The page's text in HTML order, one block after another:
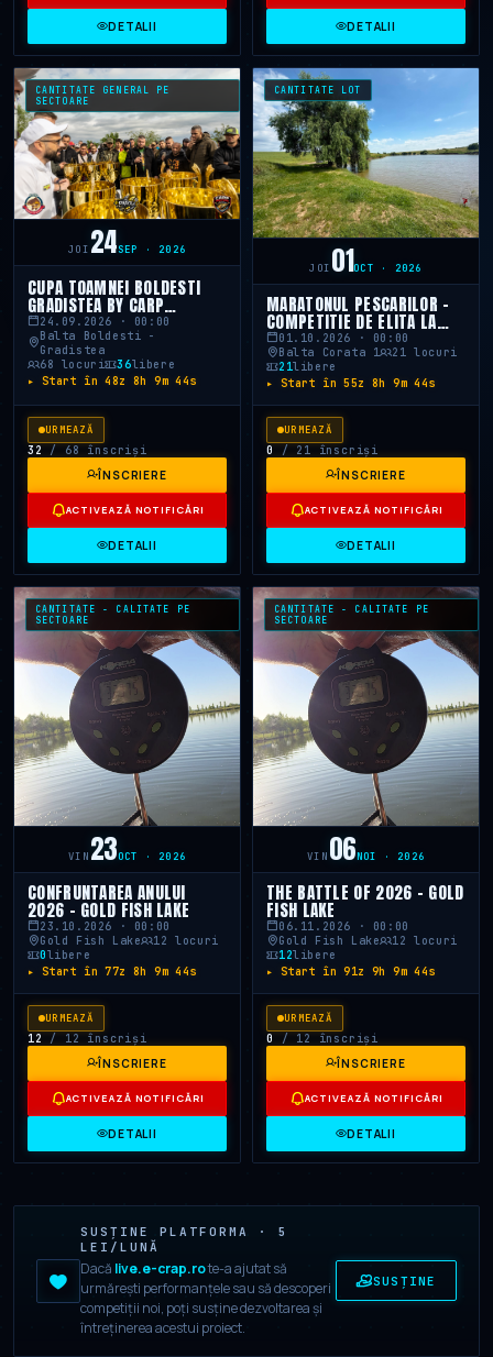
DETALII DETALII
JOI 24SEP · 2026
CANTITATE GENERAL PE
SECTOARE
CUPA TOAMNEI BOLDESTI
GRADISTEA BY CARP
MASTERS
24.09.2026 · 00:00
Balta Boldesti -
Gradistea
68 locuri
36libere
▸ Start în 48z 8h 9m 43s
URMEAZĂ
32 / 68 înscriși
ÎNSCRIERE
ACTIVEAZĂ NOTIFICĂRI
DETALII
JOI 01OCT · 2026
CANTITATE LOT
MARATONUL PESCARILOR -
COMPETITIE DE ELITA LA
BALTA CORATA 1
01.10.2026 · 00:00
Balta Corata 1
21 locuri
21libere
▸ Start în 55z 8h 9m 43s
URMEAZĂ
0 / 21 înscriși
ÎNSCRIERE
ACTIVEAZĂ NOTIFICĂRI
DETALII
VIN 23OCT · 2026
CANTITATE - CALITATE PE
SECTOARE
CONFRUNTAREA ANULUI
2026 - GOLD FISH LAKE
23.10.2026 · 00:00
Gold Fish Lake
12 locuri
0libere
▸ Start în 77z 8h 9m 43s
URMEAZĂ
12 / 12 înscriși
ÎNSCRIERE
ACTIVEAZĂ NOTIFICĂRI
DETALII
VIN 06NOI · 2026
CANTITATE - CALITATE PE
SECTOARE
THE BATTLE OF 2026 - GOLD
FISH LAKE
06.11.2026 · 00:00
Gold Fish Lake
12 locuri
12libere
▸ Start în 91z 9h 9m 43s
URMEAZĂ
0 / 12 înscriși
ÎNSCRIERE
ACTIVEAZĂ NOTIFICĂRI
DETALII
SUSȚINE PLATFORMA · 5
LEI/LUNĂ
Dacă live.e-crap.rote-a ajutat să
urmărești performanțele sau să descoperi
competiții noi, poți susține dezvoltarea și
întreținerea acestui proiect.
SUSȚINE